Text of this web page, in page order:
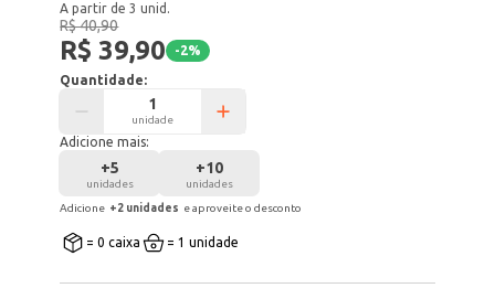
A partir de 3 unid.
R$ 40,90
R$ 39,90 -2%
Quantidade:
unidade
Adicione mais:
+5
unidades
+10
unidades
Adicione +2 unidades e aproveite o desconto
= 0 caixa = 1 unidade